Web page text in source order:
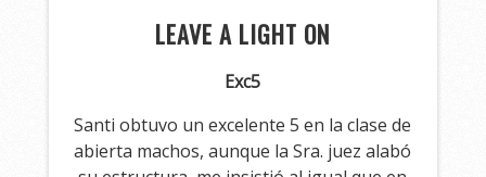
LEAVE A LIGHT ON
Exc5
Santi obtuvo un excelente 5 en la clase de
abierta machos, aunque la Sra. juez alabó